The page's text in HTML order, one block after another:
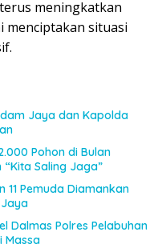
meningkatkan
menciptakan situasi
Jaya dan Kapolda
Pohon di Bulan
Saling Jaga”
Pemuda Diamankan
Dalmas Polres Pelabuhan
Massa